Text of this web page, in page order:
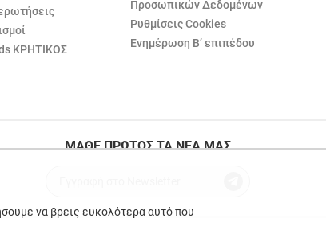
ΚΡΗΤΙΚΟΣ
Προσωπικών Δεδομένων
Ρυθμίσεις Cookies
Ενημέρωση Β’ επιπέδου
ΜΑΘΕ ΠΡΩΤΟΣ ΤΑ ΝΕΑ ΜΑΣ
να βρεις ευκολότερα αυτό που